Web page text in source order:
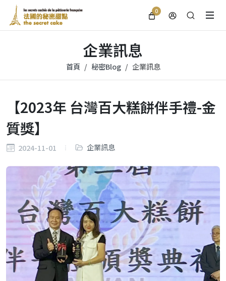
0
企業訊息
首頁 秘密Blog 企業訊息
【2023年 台灣百大糕餅伴手禮-金
質獎】
2024-11-01 企業訊息